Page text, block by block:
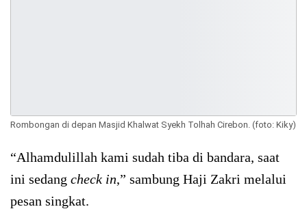
Rombongan di depan Masjid Khalwat Syekh Tolhah Cirebon. (foto: Kiky)
“Alhamdulillah kami sudah tiba di bandara, saat
ini sedang check in,” sambung Haji Zakri melalui
pesan singkat.